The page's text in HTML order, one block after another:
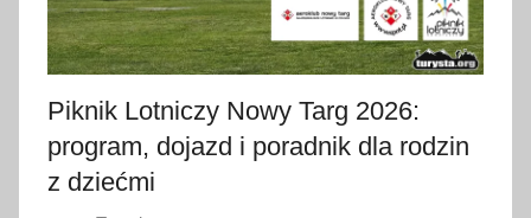
Piknik Lotniczy Nowy Targ 2026:
program, dojazd i poradnik dla rodzin
z dziećmi